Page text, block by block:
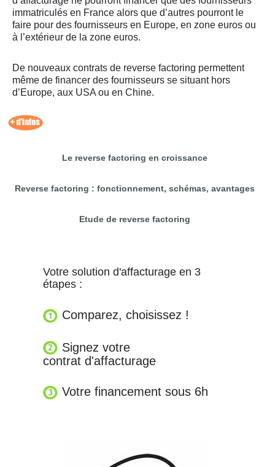
immatriculés en France alors que d’autres pourront le
faire pour des fournisseurs en Europe, en zone euros ou
à l’extérieur de la zone euros.
De nouveaux contrats de reverse factoring permettent
même de financer des fournisseurs se situant hors
d’Europe, aux USA ou en Chine.
Le reverse factoring en croissance
Reverse factoring : fonctionnement, schémas, avantages
Etude de reverse factoring
Votre solution d'affacturage en 3
étapes :
Comparez, choisissez !
Signez votre
contrat d'affacturage
Votre financement sous 6h